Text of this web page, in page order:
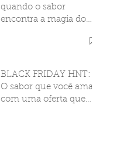
quando o sabor
encontra a magia do
BLACK FRIDAY HNT:
O sabor que você ama,
com uma oferta que